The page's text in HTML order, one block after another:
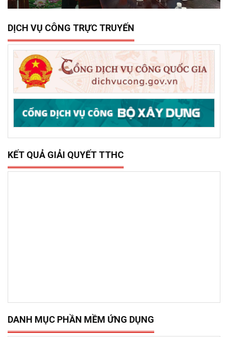
15/12/2025
Sở Xây dựng tổ chức trao 500 triệu đồng hỗ trợ 10 xã,
phường phía đông tỉnh Đắk Lắk bị thiệt hại do lũ lụt
DỊCH VỤ CÔNG TRỰC TRUYẾN